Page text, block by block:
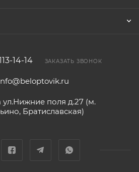
14-14 ЗАКАЗАТЬ ЗВОНОК
ул.Нижние поля д.27 (м.
Братиславская)